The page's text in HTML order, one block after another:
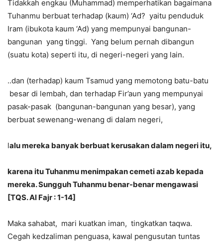
Tidakkah engkau (Muhammad) memperhatikan bagaimana
Tuhanmu berbuat terhadap (kaum) ‘Ad? yaitu penduduk
Iram (ibukota kaum ‘Ad) yang mempunyai bangunan-
bangunan yang tinggi. Yang belum pernah dibangun
(suatu kota) seperti itu, di negeri-negeri yang lain.
..dan (terhadap) kaum Tsamud yang memotong batu-batu
besar di lembah, dan terhadap Fir’aun yang mempunyai
pasak-pasak (bangunan-bangunan yang besar), yang
berbuat sewenang-wenang di dalam negeri,
lalu mereka banyak berbuat kerusakan dalam negeri itu,
karena itu Tuhanmu menimpakan cemeti azab kepada
mereka. Sungguh Tuhanmu benar-benar mengawasi
[TQS. Al Fajr : 1-14]
Maka sahabat, mari kuatkan iman, tingkatkan taqwa.
Cegah kedzaliman penguasa, kawal pengusutan tuntas